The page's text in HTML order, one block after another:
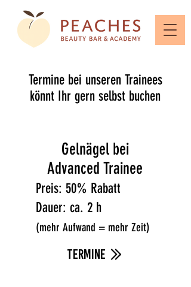
Termine bei unseren Trainees
könnt Ihr gern selbst buchen
Gelnägel bei
Advanced Trainee
Preis: 50% Rabatt
Dauer: ca. 2 h
(mehr Aufwand = mehr Zeit)
termine